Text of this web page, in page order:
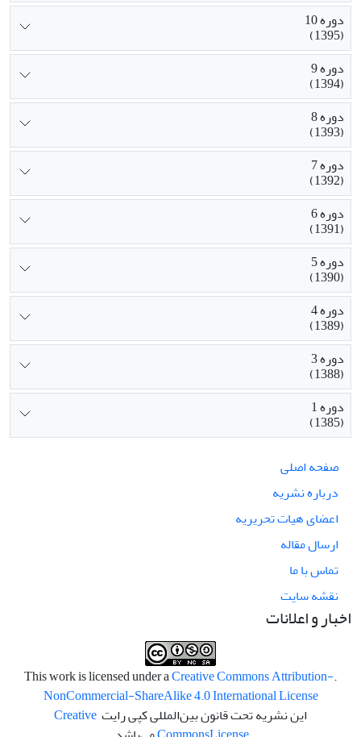
دوره 10
(1395)
دوره 9
(1394)
دوره 8
(1393)
دوره 7
(1392)
دوره 6
(1391)
دوره 5
(1390)
دوره 4
(1389)
دوره 3
(1388)
دوره 1
(1385)
صفحه اصلی
درباره نشریه
اعضای هیات تحریریه
ارسال مقاله
تماس با ما
نقشه سایت
اخبار و اعلانات
.This work is licensed under a
Creative Commons Attribution-
NonCommercial-ShareAlike 4.0 International License
این نشریه تحت قانون بین‌المللی کپی رایت Creative